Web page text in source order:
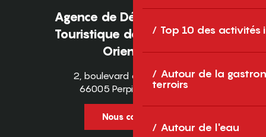
Top 10 des activités
Autour de la
terroirs
Autour de l'eau
Agence de Développement
Touristique des Pyrénées-
Orientales
2, boulevard des Pyrénées
66005 Perpignan Cedex
Nous contacter